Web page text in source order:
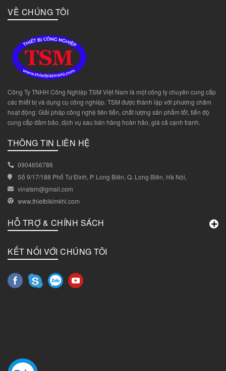
VỀ CHÚNG TÔI
Công Ty TNHH Công Nghiệp TSM Việt Nam là một công ty chuyên cung cấp
các thiết bị và dụng cụ công nghiệp. TSM được thành lập với phương châm
hoạt động: Giải pháp công nghệ tiên tiến, chất lượng sản phẩm tốt, tiến độ
cung cấp đảm bảo, dịch vụ sau bán hàng hoàn hảo, giá cả cạnh tranh.
THÔNG TIN LIÊN HỆ
0904656786
Số 9/17/188 Phố Tư Đình, P. Long Biên, Q. Long Biên, Hà Nội,
vinatsm@gmail.com
www.thietbikimkhi.com
HỖ TRỢ & CHÍNH SÁCH
KẾT NỐI VỚI CHÚNG TÔI